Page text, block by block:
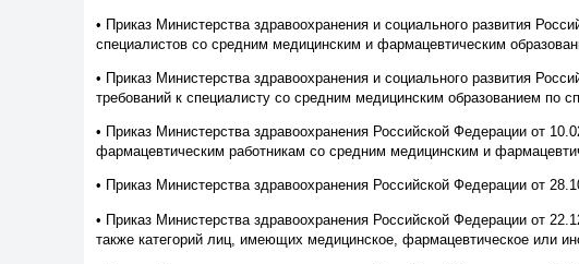
• Приказ Министерства здравоохранения и социального развития
специалистов со средним медицинским и фармацевтическим
• Приказ Министерства здравоохранения и социального развития
требований к специалисту со средним медицинским образованием по
• Приказ Министерства здравоохранения Российской Федерации от
фармацевтическим работникам со средним медицинским и
• Приказ Министерства здравоохранения Российской Федерации от
• Приказ Министерства здравоохранения Российской Федерации от
также категорий лиц, имеющих медицинское, фармацевтическое или